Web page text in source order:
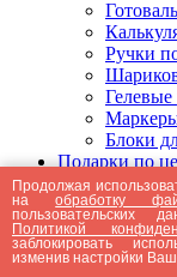
Ручки
Гелевые
Блоки
Подарки по
Подарки
Продолжая
наобработку
пользовательских
Политикой
заблокировать
изменив настройки